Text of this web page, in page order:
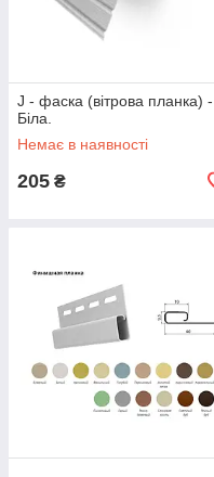
J - фаска (вітрова планка) -
Біла.
Немає в наявності
205 ₴